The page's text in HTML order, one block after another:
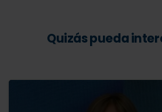
Quizás pueda